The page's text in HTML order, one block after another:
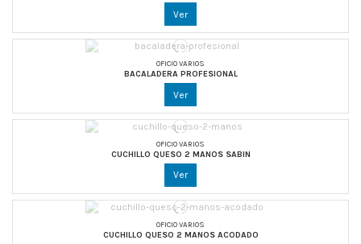
Ver
OFICIO VARIOS
BACALADERA PROFESIONAL
Ver
OFICIO VARIOS
CUCHILLO QUESO 2 MANOS SABIN
Ver
OFICIO VARIOS
CUCHILLO QUESO 2 MANOS ACODADO